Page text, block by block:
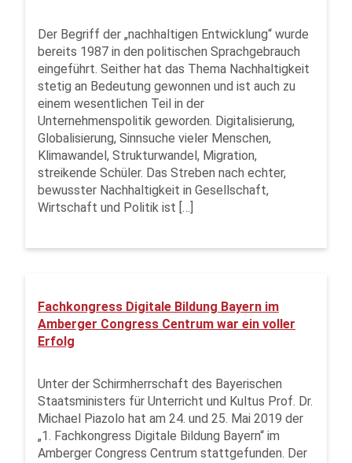
Der Begriff der „nachhaltigen Entwicklung“ wurde
bereits 1987 in den politischen Sprachgebrauch
eingeführt. Seither hat das Thema Nachhaltigkeit
stetig an Bedeutung gewonnen und ist auch zu
einem wesentlichen Teil in der
Unternehmenspolitik geworden. Digitalisierung,
Globalisierung, Sinnsuche vieler Menschen,
Klimawandel, Strukturwandel, Migration,
streikende Schüler. Das Streben nach echter,
bewusster Nachhaltigkeit in Gesellschaft,
Wirtschaft und Politik ist […]
Fachkongress Digitale Bildung Bayern im
Amberger Congress Centrum war ein voller
Erfolg
Unter der Schirmherrschaft des Bayerischen
Staatsministers für Unterricht und Kultus Prof. Dr.
Michael Piazolo hat am 24. und 25. Mai 2019 der
„1. Fachkongress Digitale Bildung Bayern“ im
Amberger Congress Centrum stattgefunden. Der